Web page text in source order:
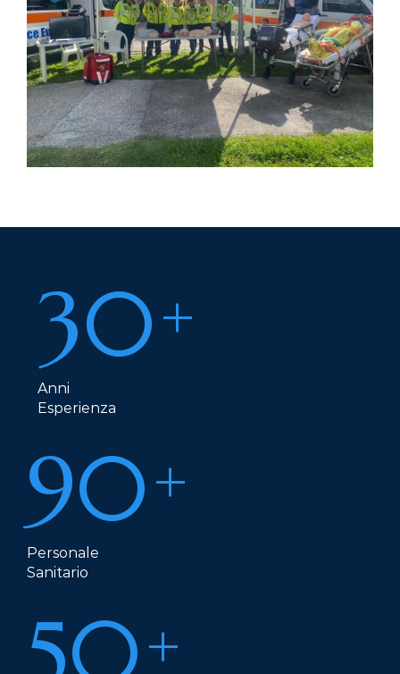
30
+
Anni
Esperienza
90
+
Personale
Sanitario
+